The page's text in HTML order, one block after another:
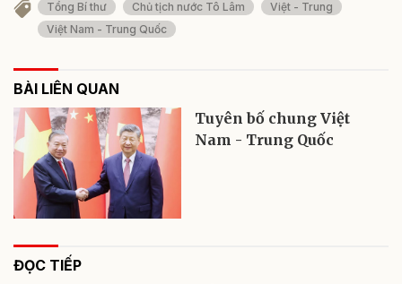
Tổng Bí thư Chủ tịch nước Tô Lâm
Việt - Trung
Việt Nam - Trung Quốc
BÀI LIÊN QUAN
Tuyên bố chung Việt
Nam - Trung Quốc
ĐỌC TIẾP